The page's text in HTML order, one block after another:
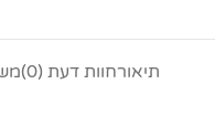
תיאורחוות דעת (0)